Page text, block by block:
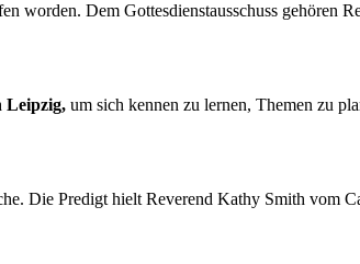
worden. Dem Gottesdienstausschuss gehören
Leipzig, um sich kennen zu lernen, Themen zu
Die Predigt hielt Reverend Kathy Smith vom